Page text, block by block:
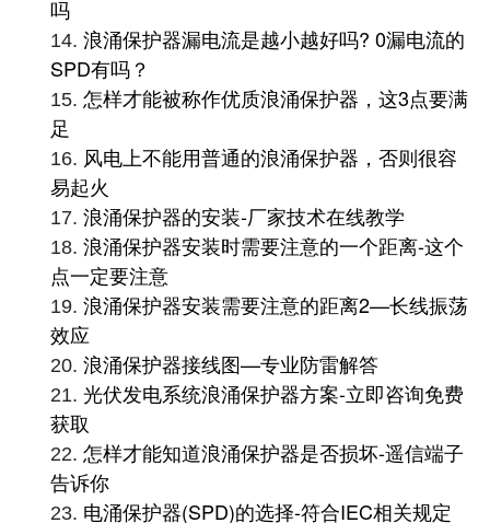
吗
14. 浪涌保护器漏电流是越小越好吗? 0漏电流的
SPD有吗？
15. 怎样才能被称作优质浪涌保护器，这3点要满
足
16. 风电上不能用普通的浪涌保护器，否则很容
易起火
17. 浪涌保护器的安装-厂家技术在线教学
18. 浪涌保护器安装时需要注意的一个距离-这个
点一定要注意
19. 浪涌保护器安装需要注意的距离2—长线振荡
效应
20. 浪涌保护器接线图—专业防雷解答
21. 光伏发电系统浪涌保护器方案-立即咨询免费
获取
22. 怎样才能知道浪涌保护器是否损坏-遥信端子
告诉你
23. 电涌保护器(SPD)的选择-符合IEC相关规定